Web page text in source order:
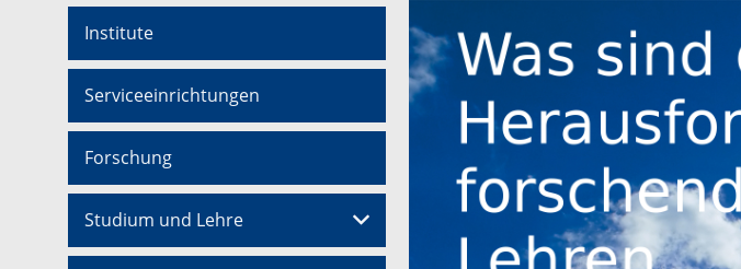
Institute
Serviceeinrichtungen
Forschung
Studium und Lehre